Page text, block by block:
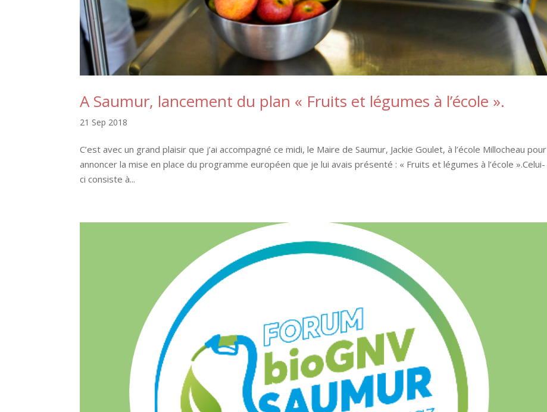
A Saumur, lancement du plan « Fruits et légumes à l’école ».
21 Sep 2018
C’est avec un grand plaisir que j’ai accompagné ce midi, le Maire de Saumur, Jackie Goulet, à l’école Millocheau pour
annoncer la mise en place du programme européen que je lui avais présenté : « Fruits et légumes à l’école ».Celui-
ci consiste à...